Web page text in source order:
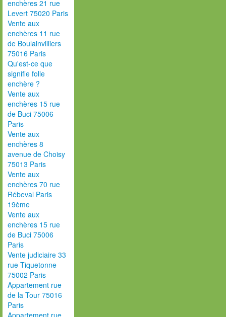
enchères 21 rue
Levert 75020 Paris
Vente aux
enchères 11 rue
de Boulainvilliers
75016 Paris
Qu'est-ce que
signifie folle
enchère ?
Vente aux
enchères 15 rue
de Buci 75006
Paris
Vente aux
enchères 8
avenue de Choisy
75013 Paris
Vente aux
enchères 70 rue
Rébeval Paris
19ème
Vente aux
enchères 15 rue
de Buci 75006
Paris
Vente judiciaire 33
rue Tiquetonne
75002 Paris
Appartement rue
de la Tour 75016
Paris
Appartement rue